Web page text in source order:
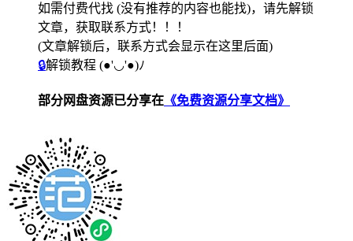
如需付费代找 (没有推荐的内容也能找)，请先解锁
文章，获取联系方式！！！
(文章解锁后，联系方式会显示在这里后面)
🔒解锁教程 (●'◡'●)ﾉ
部分网盘资源已分享在 《免费资源分享文档》